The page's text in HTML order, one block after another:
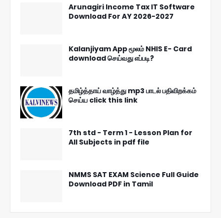
Arunagiri Income Tax IT Software
Download For AY 2026-2027
Kalanjiyam App மூலம் NHIS E- Card
download செய்வது எப்படி?
தமிழ்த்தாய் வாழ்த்து mp3 பாடல் பதிவிறக்கம்
செய்ய click this link
7th std - Term 1 - Lesson Plan for
All Subjects in pdf file
NMMS SAT EXAM Science Full Guide
Download PDF in Tamil